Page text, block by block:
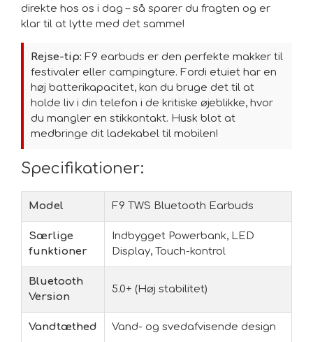
direkte hos os i dag – så sparer du fragten og er
klar til at lytte med det samme!
Rejse-tip: F9 earbuds er den perfekte makker til
festivaler eller campingture. Fordi etuiet har en
høj batterikapacitet, kan du bruge det til at
holde liv i din telefon i de kritiske øjeblikke, hvor
du mangler en stikkontakt. Husk blot at
medbringe dit ladekabel til mobilen!
Specifikationer:
Model F9 TWS Bluetooth Earbuds
Særlige
funktioner
Indbygget Powerbank, LED
Display, Touch-kontrol
Bluetooth
Version
5.0+ (Høj stabilitet)
Vandtæthed Vand- og svedafvisende design